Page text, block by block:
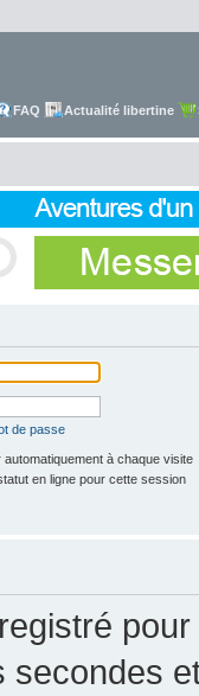
FAQ Actualité libertine
de passe
automatiquement à chaque visite
en ligne pour cette session
secondes